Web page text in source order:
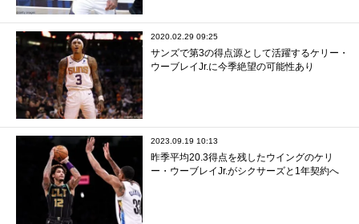
2020.02.29 09:25
サンズで第3の得点源として活躍するケリー・
ウーブレイJr.に今季絶望の可能性あり
2023.09.19 10:13
昨季平均20.3得点を残したウイングのケリ
ー・ウーブレイJr.がシクサーズと1年契約へ